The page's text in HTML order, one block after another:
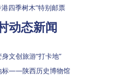
四季树木”特别邮票
动态新闻
文创旅游“打卡地”
标——陕西历史博物馆